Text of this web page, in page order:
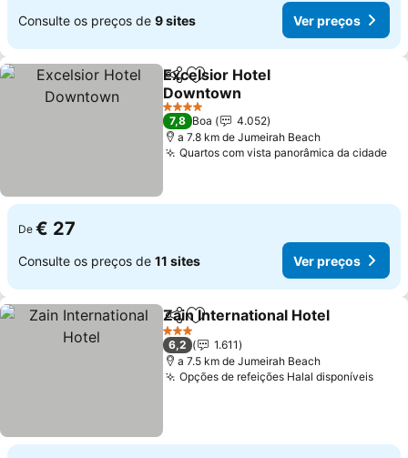
Consulte os preços de 9 sites Ver preços
PartilharAdicionar aos favoritos
Excelsior Hotel
Downtown
Ver preços
4 Estrelas
7,8 Boa
4.052
a 7.8 km de Jumeirah Beach
Quartos com vista panorâmica da cidade
De € 27
Consulte os preços de 11 sites Ver preços
PartilharAdicionar aos favoritos
Zain International Hotel
3 Estrelas
6,2
1.611
a 7.5 km de Jumeirah Beach
Opções de refeições Halal disponíveisVer